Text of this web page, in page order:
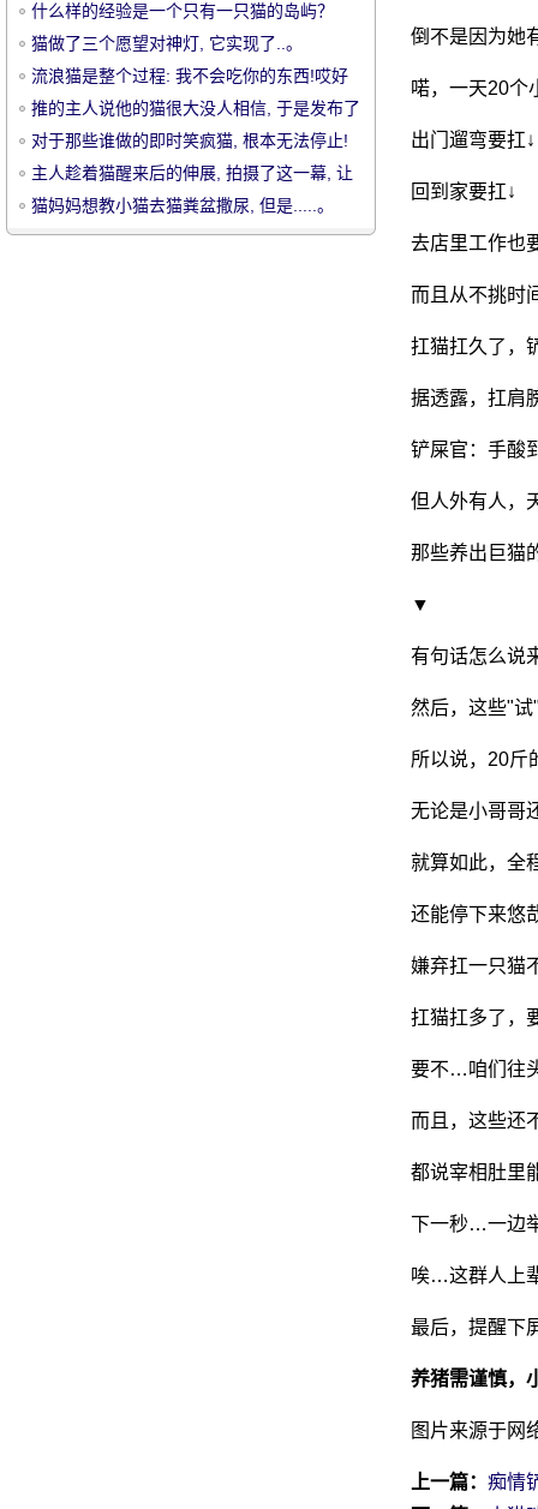
宠
倒不是因为她
喏，一天20个
出门遛弯要扛↓
回到家要扛↓
去店里工作也
而且从不挑时
扛猫扛久了，
据透露，扛肩
铲屎官：手酸
但人外有人，
那些养出巨猫
▼
有句话怎么说
然后，这些"
所以说，20斤
无论是小哥哥
就算如此，全
还能停下来悠
嫌弃扛一只猫
扛猫扛多了，
要不…咱们往
而且，这些还
都说宰相肚里
下一秒…一边
唉…这群人上
最后，提醒下
养猪需谨慎，
图片来源于网
上一篇： 痴情
人遇见了.....。
什么样的经验是一个只有一只猫的岛屿？
猫做了三个愿望对神灯, 它实现了..。
流浪猫是整个过程: 我不会吃你的东西!哎好
吃又好吃 ~ 也要 ~
推的主人说他的猫很大没人相信, 于是发布了
这张对比图, 网友: 真的很大.....。
对于那些谁做的即时笑疯猫, 根本无法停止!
主人趁着猫醒来后的伸展, 拍摄了这一幕, 让
人看着心的心.....。
猫妈妈想教小猫去猫粪盆撒尿, 但是.....。